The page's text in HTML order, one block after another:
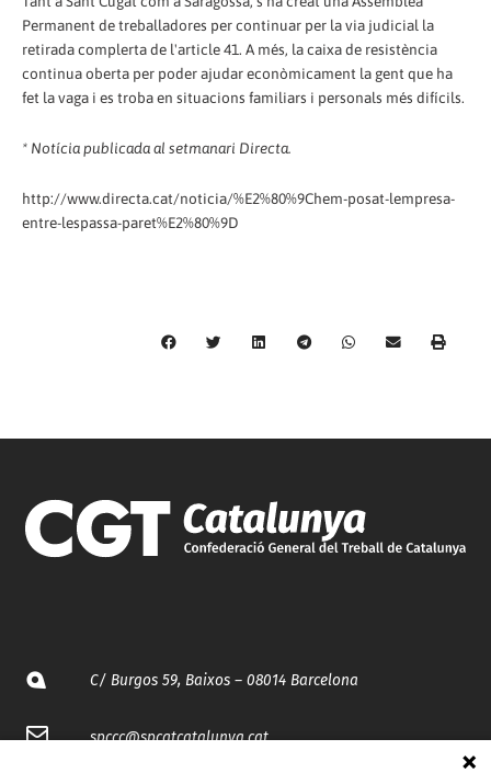
Permanent de treballadores per continuar per la via judicial la
retirada complerta de l'article 41. A més, la caixa de resistència
continua oberta per poder ajudar econòmicament la gent que ha
fet la vaga i es troba en situacions familiars i personals més difícils.
* Notícia publicada al setmanari Directa.
http://www.directa.cat/noticia/%E2%80%9Chem-posat-lempresa-
entre-lespassa-paret%E2%80%9D
C/ Burgos 59, Baixos – 08014 Barcelona
spccc@spcgtcatalunya.cat